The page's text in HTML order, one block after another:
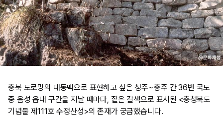
충북 도로망의 대동맥으로 표현하고 싶은 청주~충주 간 36번 국도
중 음성 읍내 구간을 지날 때마다, 짙은 갈색으로 표시된 <충청북도
기념물 제111호 수정산성>의 존재가 궁금했습니다.